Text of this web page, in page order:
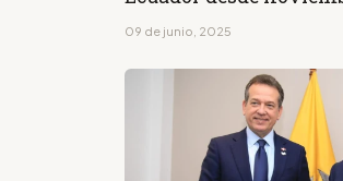
09 de junio, 2025